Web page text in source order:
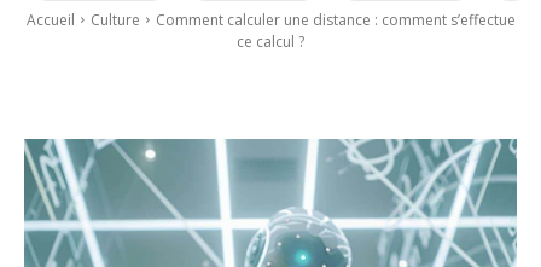
Accueil Culture
Comment calculer une distance : comment s’effectue
ce calcul ?